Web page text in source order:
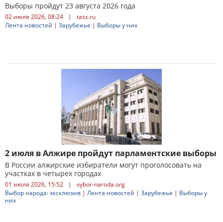
Выборы пройдут 23 августа 2026 года
02 июля 2026, 08:24 |
tass.ru
Лента новостей | Зарубежье | Выборы у них
2 июля в Алжире пройдут парламентские выборы
В России алжирские избиратели могут проголосовать на
участках в четырех городах
01 июля 2026, 15:52 |
vybor-naroda.org
Выбор народа: эксклюзив | Лента новостей | Зарубежье | Выборы у
них